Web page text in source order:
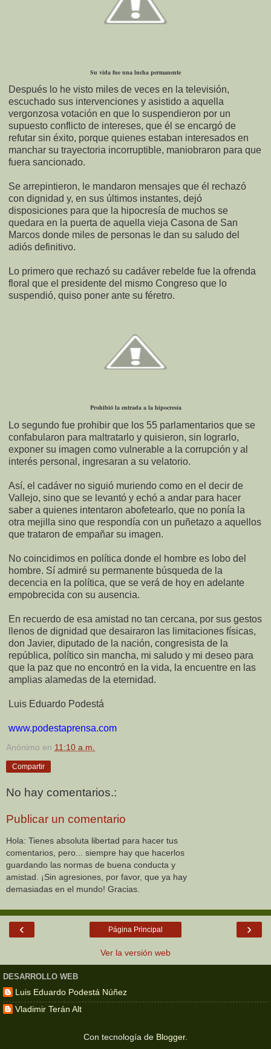
Su vida fue una lucha permanente
Después lo he visto miles de veces en la televisión,
escuchado sus intervenciones y asistido a aquella
vergonzosa votación en que lo suspendieron por un
supuesto conflicto de intereses, que él se encargó de
refutar sin éxito, porque quienes estaban interesados en
manchar su trayectoria incorruptible, maniobraron para que
fuera sancionado.
Se arrepintieron, le mandaron mensajes que él rechazó
con dignidad y, en sus últimos instantes, dejó
disposiciones para que la hipocresía de muchos se
quedara en la puerta de aquella vieja Casona de San
Marcos donde miles de personas le dan su saludo del
adiós definitivo.
Lo primero que rechazó su cadáver rebelde fue la ofrenda
floral que el presidente del mismo Congreso que lo
suspendió, quiso poner ante su féretro.
Prohibió la entrada a la hipocresía
Lo segundo fue prohibir que los 55 parlamentarios que se
confabularon para maltratarlo y quisieron, sin lograrlo,
exponer su imagen como vulnerable a la corrupción y al
interés personal, ingresaran a su velatorio.
Así, el cadáver no siguió muriendo como en el decir de
Vallejo, sino que se levantó y echó a andar para hacer
saber a quienes intentaron abofetearlo, que no ponía la
otra mejilla sino que respondía con un puñetazo a aquellos
que trataron de empañar su imagen.
No coincidimos en política donde el hombre es lobo del
hombre. Sí admiré su permanente búsqueda de la
decencia en la política, que se verá de hoy en adelante
empobrecida con su ausencia.
En recuerdo de esa amistad no tan cercana, por sus gestos
llenos de dignidad que desairaron las limitaciones físicas,
don Javier, diputado de la nación, congresista de la
república, político sin mancha, mi saludo y mi deseo para
que la paz que no encontró en la vida, la encuentre en las
amplias alamedas de la eternidad.
Luis Eduardo Podestá
www.podestaprensa.com
Anónimo en 11:10 a.m.
Compartir
No hay comentarios.:
Publicar un comentario
Hola: Tienes absoluta libertad para hacer tus
comentarios, pero... siempre hay que hacerlos
guardando las normas de buena conducta y
amistad. ¡Sin agresiones, por favor, que ya hay
demasiadas en el mundo! Gracias.
‹ ›
Página Principal
Ver la versión web
DESARROLLO WEB
Luis Eduardo Podestá Núñez
Vladimir Terán Alt
Con tecnología de Blogger.